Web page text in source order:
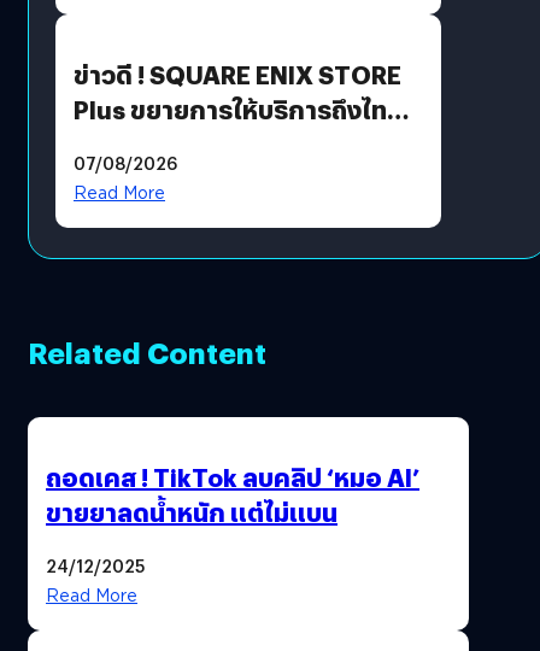
ข่าวดี ! SQUARE ENIX STORE
Plus ขยายการให้บริการถึงไทย
โดยตรง
07/08/2026
Read More
Related Content
ถอดเคส ! TikTok ลบคลิป ‘หมอ AI’
ขายยาลดน้ำหนัก แต่ไม่แบน
24/12/2025
Read More